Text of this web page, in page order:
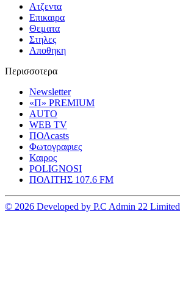
Ατζεντα
Επικαιρα
Θεματα
Στηλες
Αποθηκη
Περισσοτερα
Newsletter
«Π» PREMIUM
AUTO
WEB TV
ΠΟΛcasts
Φωτογραφιες
Καιρος
POLIGNOSI
ΠΟΛΙΤΗΣ 107.6 FM
© 2026 Developed by P.C Admin 22 Limited